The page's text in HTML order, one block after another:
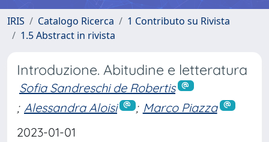
IRIS Catalogo Ricerca
1 Contributo su Rivista
1.5 Abstract in rivista
Introduzione. Abitudine e letteratura
Sofia Sandreschi de Robertis
; Alessandra Aloisi ; Marco Piazza
2023-01-01